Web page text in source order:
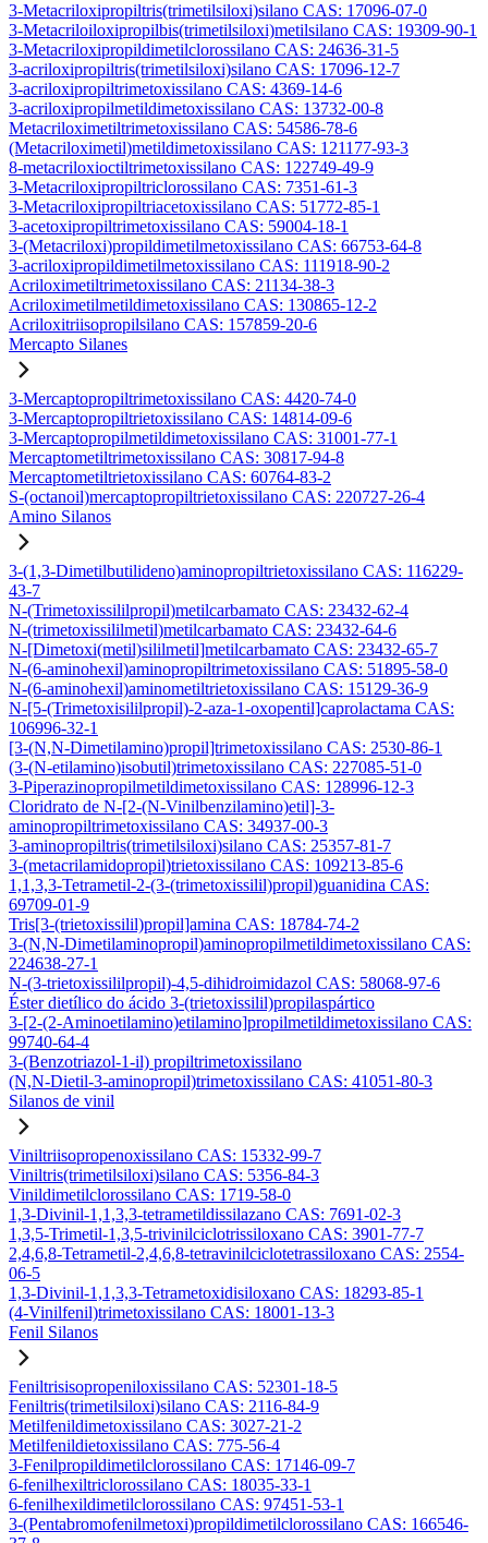
3-Metacriloxipropiltris(trimetilsiloxi)silano CAS: 17096-07-0
3-Metacriloiloxipropilbis(trimetilsiloxi)metilsilano CAS: 19309-90-1
3-Metacriloxipropildimetilclorossilano CAS: 24636-31-5
3-acriloxipropiltris(trimetilsiloxi)silano CAS: 17096-12-7
3-acriloxipropiltrimetoxissilano CAS: 4369-14-6
3-acriloxipropilmetildimetoxissilano CAS: 13732-00-8
Metacriloximetiltrimetoxissilano CAS: 54586-78-6
(Metacriloximetil)metildimetoxissilano CAS: 121177-93-3
8-metacriloxioctiltrimetoxissilano CAS: 122749-49-9
3-Metacriloxipropiltriclorossilano CAS: 7351-61-3
3-Metacriloxipropiltriacetoxissilano CAS: 51772-85-1
3-acetoxipropiltrimetoxissilano CAS: 59004-18-1
3-(Metacriloxi)propildimetilmetoxissilano CAS: 66753-64-8
3-acriloxipropildimetilmetoxissilano CAS: 111918-90-2
Acriloximetiltrimetoxissilano CAS: 21134-38-3
Acriloximetilmetildimetoxissilano CAS: 130865-12-2
Acriloxitriisopropilsilano CAS: 157859-20-6
Mercapto Silanes
3-Mercaptopropiltrimetoxissilano CAS: 4420-74-0
3-Mercaptopropiltrietoxissilano CAS: 14814-09-6
3-Mercaptopropilmetildimetoxissilano CAS: 31001-77-1
Mercaptometiltrimetoxissilano CAS: 30817-94-8
Mercaptometiltrietoxissilano CAS: 60764-83-2
S-(octanoil)mercaptopropiltrietoxissilano CAS: 220727-26-4
Amino Silanos
3-(1,3-Dimetilbutilideno)aminopropiltrietoxissilano CAS: 116229-
43-7
N-(Trimetoxissililpropil)metilcarbamato CAS: 23432-62-4
N-(trimetoxissililmetil)metilcarbamato CAS: 23432-64-6
N-[Dimetoxi(metil)sililmetil]metilcarbamato CAS: 23432-65-7
N-(6-aminohexil)aminopropiltrimetoxissilano CAS: 51895-58-0
N-(6-aminohexil)aminometiltrietoxissilano CAS: 15129-36-9
N-[5-(Trimetoxisililpropil)-2-aza-1-oxopentil]caprolactama CAS:
106996-32-1
[3-(N,N-Dimetilamino)propil]trimetoxissilano CAS: 2530-86-1
(3-(N-etilamino)isobutil)trimetoxissilano CAS: 227085-51-0
3-Piperazinopropilmetildimetoxissilano CAS: 128996-12-3
Cloridrato de N-[2-(N-Vinilbenzilamino)etil]-3-
aminopropiltrimetoxissilano CAS: 34937-00-3
3-aminopropiltris(trimetilsiloxi)silano CAS: 25357-81-7
3-(metacrilamidopropil)trietoxissilano CAS: 109213-85-6
1,1,3,3-Tetrametil-2-(3-(trimetoxissilil)propil)guanidina CAS:
69709-01-9
Tris[3-(trietoxissilil)propil]amina CAS: 18784-74-2
3-(N,N-Dimetilaminopropil)aminopropilmetildimetoxissilano CAS:
224638-27-1
N-(3-trietoxissililpropil)-4,5-dihidroimidazol CAS: 58068-97-6
Éster dietílico do ácido 3-(trietoxissilil)propilaspártico
3-[2-(2-Aminoetilamino)etilamino]propilmetildimetoxissilano CAS:
99740-64-4
3-(Benzotriazol-1-il) propiltrimetoxissilano
(N,N-Dietil-3-aminopropil)trimetoxissilano CAS: 41051-80-3
Silanos de vinil
Viniltriisopropenoxissilano CAS: 15332-99-7
Viniltris(trimetilsiloxi)silano CAS: 5356-84-3
Vinildimetilclorossilano CAS: 1719-58-0
1,3-Divinil-1,1,3,3-tetrametildissilazano CAS: 7691-02-3
1,3,5-Trimetil-1,3,5-trivinilciclotrissiloxano CAS: 3901-77-7
2,4,6,8-Tetrametil-2,4,6,8-tetravinilciclotetrassiloxano CAS: 2554-
06-5
1,3-Divinil-1,1,3,3-Tetrametoxidisiloxano CAS: 18293-85-1
(4-Vinilfenil)trimetoxissilano CAS: 18001-13-3
Fenil Silanos
Feniltrisisopropeniloxissilano CAS: 52301-18-5
Feniltris(trimetilsiloxi)silano CAS: 2116-84-9
Metilfenildimetoxissilano CAS: 3027-21-2
Metilfenildietoxissilano CAS: 775-56-4
3-Fenilpropildimetilclorossilano CAS: 17146-09-7
6-fenilhexiltriclorossilano CAS: 18035-33-1
6-fenilhexildimetilclorossilano CAS: 97451-53-1
3-(Pentabromofenilmetoxi)propildimetilclorossilano CAS: 166546-